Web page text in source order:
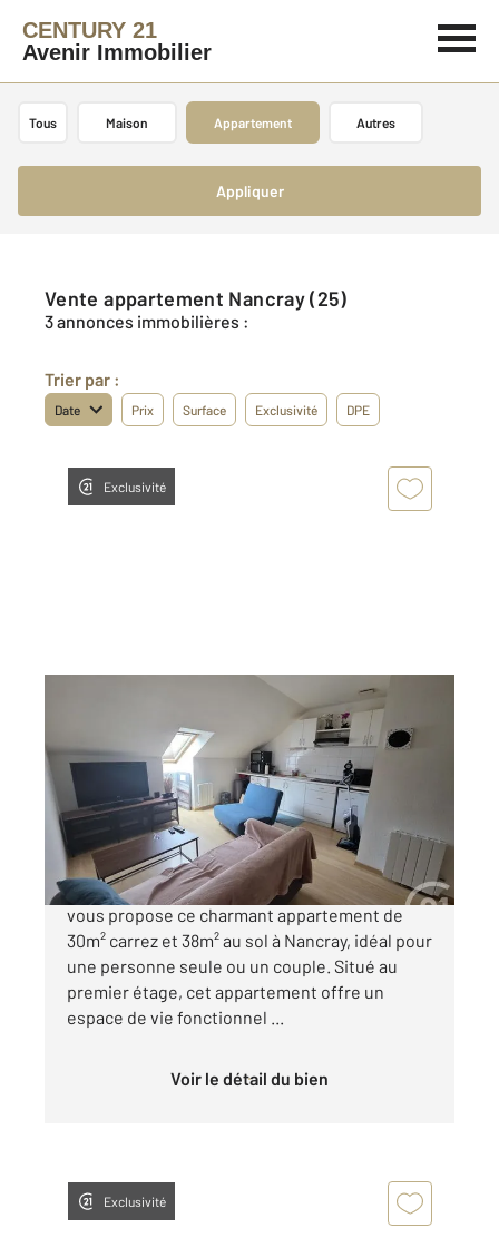
CENTURY 21
Avenir Immobilier
Tous Maison Appartement Autres
Appliquer
Vente appartement Nancray (25)
3 annonces immobilières :
Trier par :
Date Prix Surface Exclusivité DPE
Exclusivité
, 2 pièces
Ref : 436
Appartement F2 à vendre
76 000 €
CENTURY 21 Avenir Immobilier à Besançon
vous propose ce charmant appartement de
30m² carrez et 38m² au sol à Nancray, idéal pour
une personne seule ou un couple. Situé au
premier étage, cet appartement offre un
espace de vie fonctionnel ...
Voir le détail du bien
Exclusivité